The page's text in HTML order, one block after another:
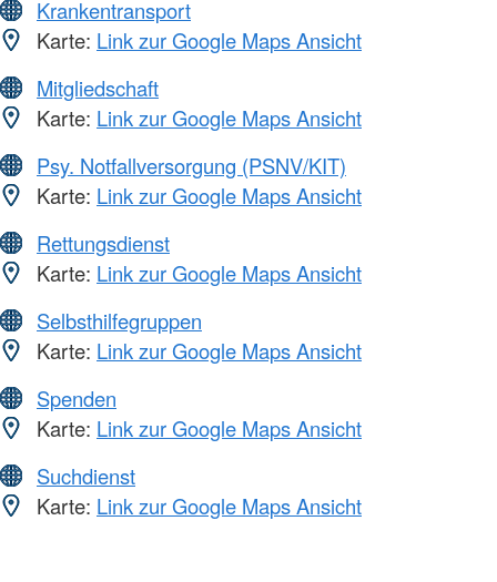
Krankentransport
Karte: Link zur Google Maps Ansicht
Mitgliedschaft
Karte: Link zur Google Maps Ansicht
Psy. Notfallversorgung (PSNV/KIT)
Karte: Link zur Google Maps Ansicht
Rettungsdienst
Karte: Link zur Google Maps Ansicht
Selbsthilfegruppen
Karte: Link zur Google Maps Ansicht
Spenden
Karte: Link zur Google Maps Ansicht
Suchdienst
Karte: Link zur Google Maps Ansicht